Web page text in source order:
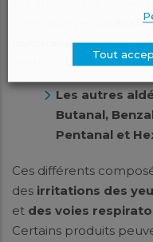
pulmonaire, perte
Les autres
Butanal,
Pentanal et
Ces différents
des irritations des
et des voies
Certains produits
Tout